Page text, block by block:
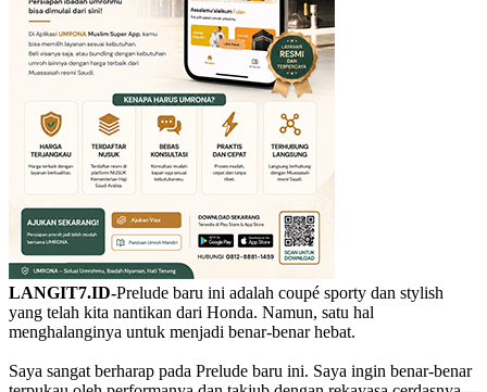
LANGIT7.ID-Prelude baru ini adalah coupé sporty dan stylish
yang telah kita nantikan dari Honda. Namun, satu hal
menghalanginya untuk menjadi benar-benar hebat.
Saya sangat berharap pada Prelude baru ini. Saya ingin benar-benar